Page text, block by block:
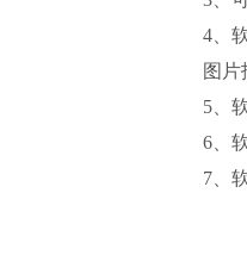
4、
图片
5、
6、
7、